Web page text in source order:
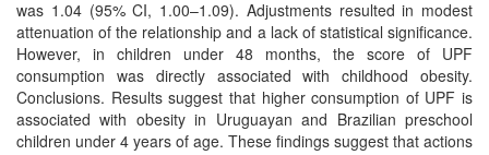
was 1.04 (95% CI, 1.00–1.09). Adjustments resulted in modest
attenuation of the relationship and a lack of statistical significance.
However, in children under 48 months, the score of UPF
consumption was directly associated with childhood obesity.
Conclusions. Results suggest that higher consumption of UPF is
associated with obesity in Uruguayan and Brazilian preschool
children under 4 years of age. These findings suggest that actions